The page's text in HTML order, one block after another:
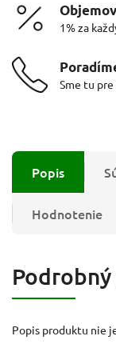
1% za
Sme tu pre
Popis
Hodnotenie
Popis produktu nie